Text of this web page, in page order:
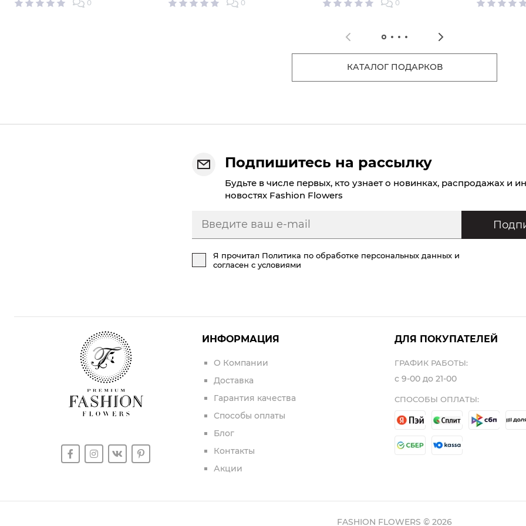
0 0 0
КАТАЛОГ ПОДАРКОВ
Подпишитесь на рассылку
Будьте в числе первых, кто узнает о новинках, распродажах и
новостях Fashion Flowers
Я прочитал Политика по обработке персональных данных и
согласен с условиями
ИНФОРМАЦИЯ
О Компании
Доставка
Гарантия качества
Способы оплаты
Блог
Контакты
Акции
ДЛЯ ПОКУПАТЕЛЕЙ
ГРАФИК РАБОТЫ:
с 9-00 до 21-00
СПОСОБЫ ОПЛАТЫ:
FASHION FLOWERS © 2026